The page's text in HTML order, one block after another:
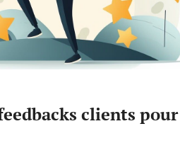
clients pour